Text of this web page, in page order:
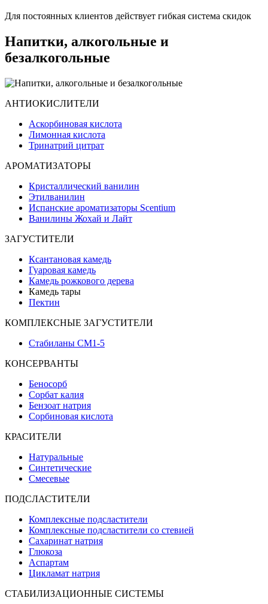
Для постоянных клиентов действует гибкая система скидок
Напитки, алкогольные и
безалкогольные
АНТИОКИСЛИТЕЛИ
Аскорбиновая кислота
Лимонная кислота
Тринатрий цитрат
АРОМАТИЗАТОРЫ
Кристаллический ванилин
Этилванилин
Испанские ароматизаторы Scentium
Ванилины Жохай и Лайт
ЗАГУСТИТЕЛИ
Ксантановая камедь
Гуаровая камедь
Камедь рожкового дерева
Камедь тары
Пектин
КОМПЛЕКСНЫЕ ЗАГУСТИТЕЛИ
Стабиланы СМ1-5
КОНСЕРВАНТЫ
Беносорб
Сорбат калия
Бензоат натрия
Сорбиновая кислота
КРАСИТЕЛИ
Натуральные
Синтетические
Смесевые
ПОДСЛАСТИТЕЛИ
Комплексные подсластители
Комплексные подсластители со стевией
Сахаринат натрия
Глюкоза
Аспартам
Цикламат натрия
СТАБИЛИЗАЦИОННЫЕ СИСТЕМЫ